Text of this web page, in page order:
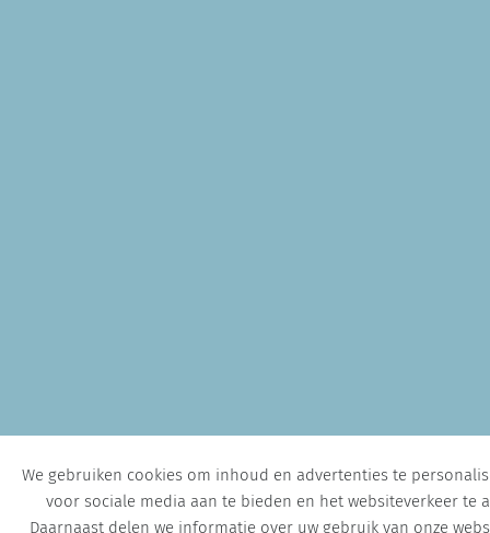
We gebruiken cookies om inhoud en advertenties te
voor sociale media aan te bieden en het websiteverkeer te
Daarnaast delen we informatie over uw gebruik van onze